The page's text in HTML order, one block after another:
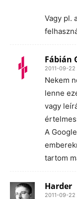
Vagy pl.
Fábián
2011-09-22
Nekem
lenne
vagy
A
tartom
Harder
2011-09-22